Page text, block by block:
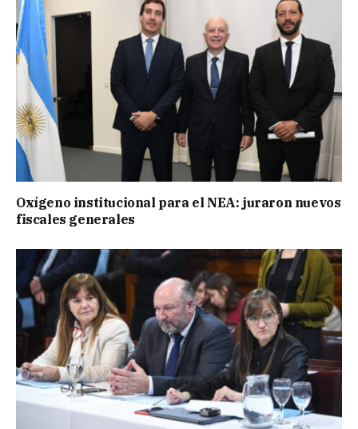
Oxígeno institucional para el NEA: juraron nuevos
fiscales generales